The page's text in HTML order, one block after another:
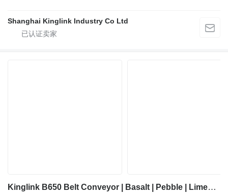
Shanghai Kinglink Industry Co Ltd
Kinglink B650 Belt Conveyor | Basalt | Pebble | Limestone